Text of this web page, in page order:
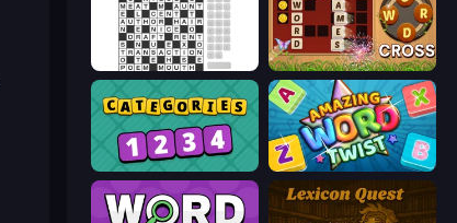
Crossword Word Cross
Categories Amazing Word Twist